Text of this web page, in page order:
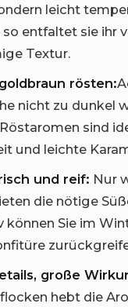
leicht
so entfaltet sie ihr
Textur.
rösten:
nicht zu dunkel
sind
und leichte
und reif: Nur
die nötige
können Sie im
große
hebt die